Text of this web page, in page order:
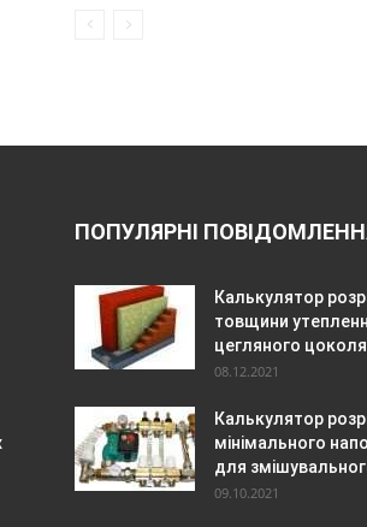
ПОПУЛЯРНІ
Калькулятор
товщини
цегляного цоколя
08.12.2021
Калькулятор
мінімального
для
09.10.2021